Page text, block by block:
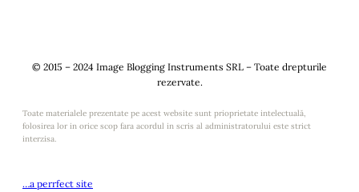
© 2015 – 2024 Image Blogging Instruments SRL – Toate drepturile
rezervate.
Toate materialele prezentate pe acest website sunt prioprietate intelectuală,
folosirea lor in orice scop fara acordul in scris al administratorului este strict
interzisa.
…a perrfect site